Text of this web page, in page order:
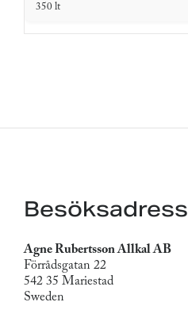
350 lt
Besöksadress
Agne Rubertsson Allkal AB
Förrådsgatan 22
542 35 Mariestad
Sweden